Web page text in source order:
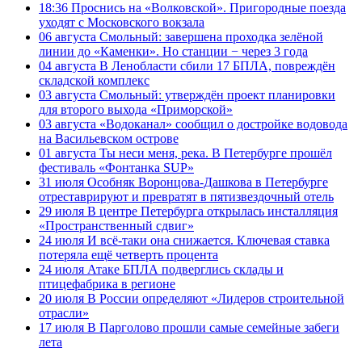
18:36 Проснись на «Волковской». Пригородные поезда
уходят с Московского вокзала
06 августа Смольный: завершена проходка зелёной
линии до «Каменки». Но станции − через 3 года
04 августа В Ленобласти сбили 17 БПЛА, повреждён
складской комплекс
03 августа Смольный: утверждён проект планировки
для второго выхода «Приморской»
03 августа «Водоканал» сообщил о достройке водовода
на Васильевском острове
01 августа Ты неси меня, река. В Петербурге прошёл
фестиваль «Фонтанка SUP»
31 июля Особняк Воронцова-Дашкова в Петербурге
отреставрируют и превратят в пятизвездочный отель
29 июля В центре Петербурга открылась инсталляция
«Пространственный сдвиг»
24 июля И всё-таки она снижается. Ключевая ставка
потеряла ещё четверть процента
24 июля Атаке БПЛА подверглись склады и
птицефабрика в регионе
20 июля В России определяют «Лидеров строительной
отрасли»
17 июля В Парголово прошли самые семейные забеги
лета